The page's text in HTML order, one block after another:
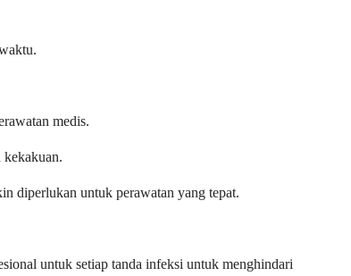
medis.
kekakuan.
diperlukan untuk perawatan yang tepat.
untuk setiap tanda infeksi untuk menghindari